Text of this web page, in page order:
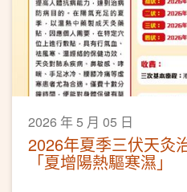
2026 年 5 月 05 日
2026年夏季三伏天
「夏增陽熱驅寒濕」